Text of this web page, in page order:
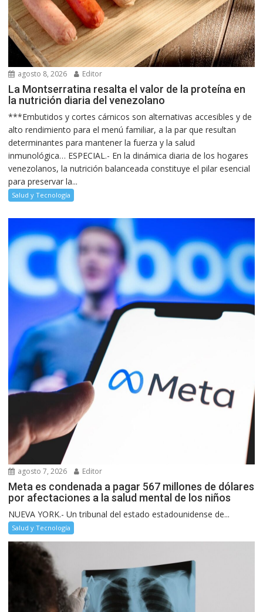
agosto 8, 2026 Editor
La Montserratina resalta el valor de la proteína en
la nutrición diaria del venezolano
***Embutidos y cortes cárnicos son alternativas accesibles y de
alto rendimiento para el menú familiar, a la par que resultan
determinantes para mantener la fuerza y la salud
inmunológica… ESPECIAL.- En la dinámica diaria de los hogares
venezolanos, la nutrición balanceada constituye el pilar esencial
para preservar la...
Salud y Tecnología
agosto 7, 2026 Editor
Meta es condenada a pagar 567 millones de dólares
por afectaciones a la salud mental de los niños
NUEVA YORK.- Un tribunal del estado estadounidense de...
Salud y Tecnología